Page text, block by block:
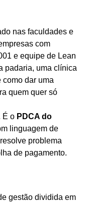
nas faculdades e
com
e equipe de Lean
padaria, uma clínica
dar uma
quem quer só
É o PDCA do
linguagem de
problema
de pagamento.
gestão dividida em